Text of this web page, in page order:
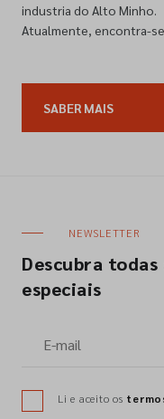
industria do Alto Minho.
Atualmente, encontra-
SABER MAIS
NEWSLETTER
Descubra
especiais
Li e aceito os